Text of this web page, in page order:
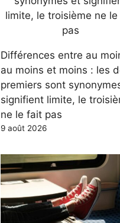
Différences entre au
au moins et moins : les
premiers sont
signifient limite, le
ne le fait pas
9 août 2026